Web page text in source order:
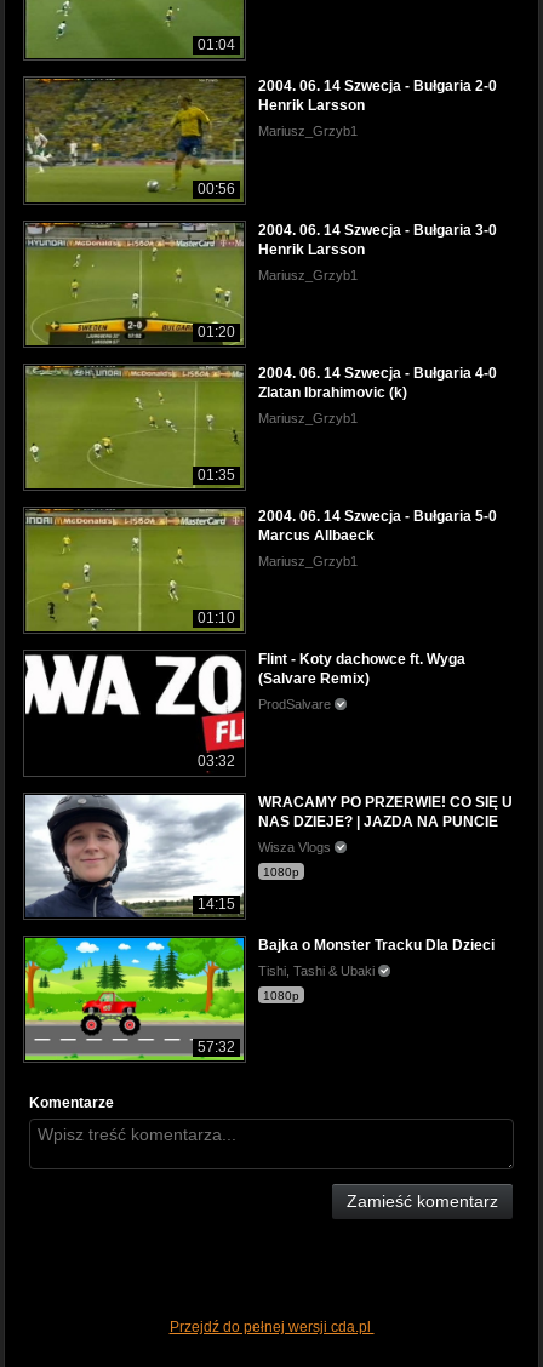
01:04
00:56
2004. 06. 14 Szwecja - Bułgaria 2-0
Henrik Larsson
Mariusz_Grzyb1
01:20
2004. 06. 14 Szwecja - Bułgaria 3-0
Henrik Larsson
Mariusz_Grzyb1
01:35
2004. 06. 14 Szwecja - Bułgaria 4-0
Zlatan Ibrahimovic (k)
Mariusz_Grzyb1
01:10
2004. 06. 14 Szwecja - Bułgaria 5-0
Marcus Allbaeck
Mariusz_Grzyb1
03:32
Flint - Koty dachowce ft. Wyga
(Salvare Remix)
ProdSalvare
14:15
WRACAMY PO PRZERWIE! CO SIĘ U
NAS DZIEJE? | JAZDA NA PUNCIE
Wisza Vlogs
1080p
57:32
Bajka o Monster Tracku Dla Dzieci
Tishi, Tashi & Ubaki
1080p
Komentarze
Zamieść komentarz
Przejdź do pełnej wersji cda.pl